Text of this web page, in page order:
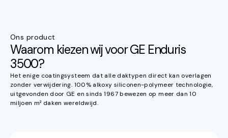
Ons product
Waarom kiezen wij voor GE Enduris
3500?
Het enige coatingsysteem dat alle daktypen direct kan overlagen
zonder verwijdering. 100% alkoxy siliconen-polymeer technologie,
uitgevonden door GE en sinds 1967 bewezen op meer dan 10
miljoen m² daken wereldwijd.